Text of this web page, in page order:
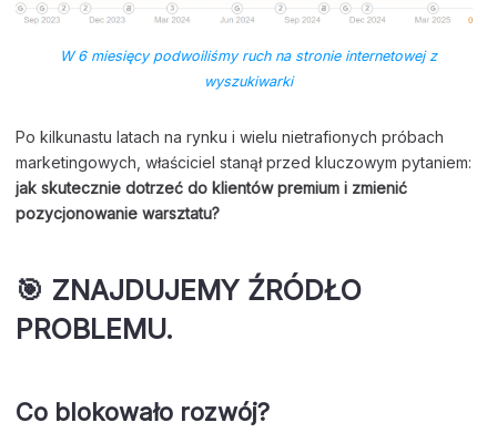
W 6 miesięcy podwoiliśmy ruch na stronie internetowej z
wyszukiwarki
Po kilkunastu latach na rynku i wielu nietrafionych próbach
marketingowych, właściciel stanął przed kluczowym pytaniem:
jak skutecznie dotrzeć do klientów premium i zmienić
pozycjonowanie warsztatu?
🎯 ZNAJDUJEMY ŹRÓDŁO
PROBLEMU.
Co blokowało rozwój?